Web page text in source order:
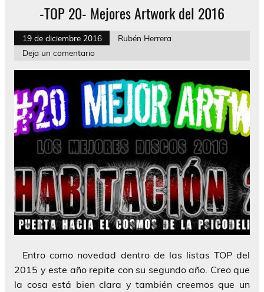
-TOP 20- Mejores Artwork del 2016
19 de diciembre 2016
Rubén Herrera
Deja un comentario
Entro como novedad dentro de las listas TOP del
2015 y este año repite con su segundo año. Creo que
la cosa está bien clara y también creemos que un